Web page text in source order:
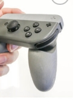
Add to
wishlist